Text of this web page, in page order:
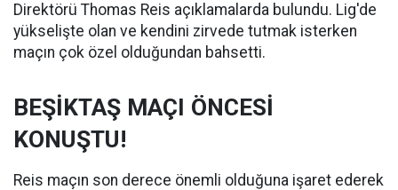
Direktörü Thomas Reis açıklamalarda bulundu. Lig'de
yükselişte olan ve kendini zirvede tutmak isterken
maçın çok özel olduğundan bahsetti.
BEŞİKTAŞ MAÇI ÖNCESİ
KONUŞTU!
Reis maçın son derece önemli olduğuna işaret ederek